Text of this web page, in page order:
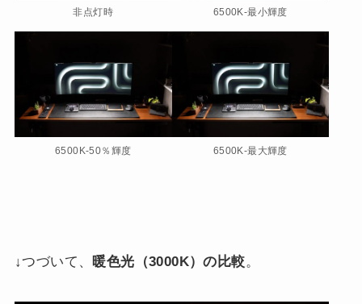
非点灯時 6500K-最小輝度
6500K-50％輝度 6500K-最大輝度
↓つづいて、 暖色光（3000K）の比較。